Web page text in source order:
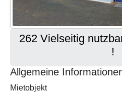
262 Vielseitig
!
Allgemeine
Mietobjekt